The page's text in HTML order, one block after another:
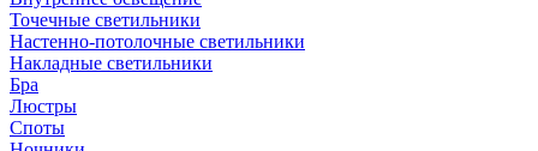
Точечные светильники
Настенно-потолочные светильники
Накладные светильники
Бра
Люстры
Споты